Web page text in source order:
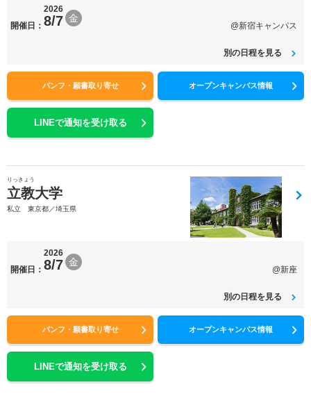
開催日：
2026
8/7 金
@新宿キャンパス
別の日程を見る
パンフ・願書取り寄せ オープンキャンパス情報
LINEで通知を受け取る
りっきょう
立教大学
私立 東京都／埼玉県
開催日：
2026
8/7 金
@新座
別の日程を見る
パンフ・願書取り寄せ オープンキャンパス情報
LINEで通知を受け取る